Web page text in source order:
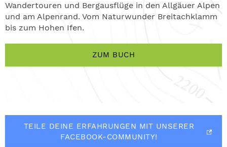
Wandertouren und Bergausflüge in den Allgäuer Alpen
und am Alpenrand. Vom Naturwunder Breitachklamm
bis zum Hohen Ifen.
ZUM BUCH
TEILE DEINE ERFAHRUNGEN MIT UNSERER
FACEBOOK-COMMUNITY!